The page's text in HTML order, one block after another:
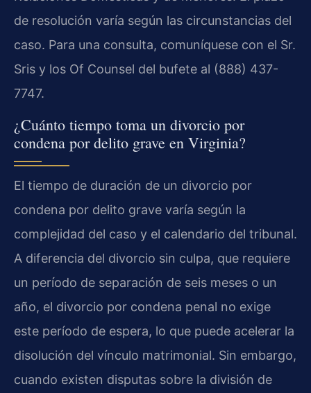
de resolución varía según las circunstancias del
caso. Para una consulta, comuníquese con el Sr.
Sris y los Of Counsel del bufete al (888) 437-
7747.
¿Cuánto tiempo toma un divorcio por
condena por delito grave en Virginia?
El tiempo de duración de un divorcio por
condena por delito grave varía según la
complejidad del caso y el calendario del tribunal.
A diferencia del divorcio sin culpa, que requiere
un período de separación de seis meses o un
año, el divorcio por condena penal no exige
este período de espera, lo que puede acelerar la
disolución del vínculo matrimonial. Sin embargo,
cuando existen disputas sobre la división de